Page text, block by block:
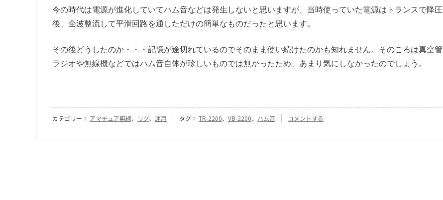
今の時代は電源が進化していてハム音などは発生しないと思いますが、当時使っていた電源はトランスで降圧
後、全波整流して平滑回路を通しただけの簡単なものだったと思います。
その後どうしたのか・・・記憶が途切れているのでそのまま使い続けたのかも知れません。そのころは真空管
ラジオや無線機などではハム音自体が珍しいものでは無かったため、あまり気にしなかったのでしょう。
カテゴリー： アマチュア無線、 リグ、 運用 タグ： TR-2200、 VB-2200、 ハム音
『[170]
コメントする